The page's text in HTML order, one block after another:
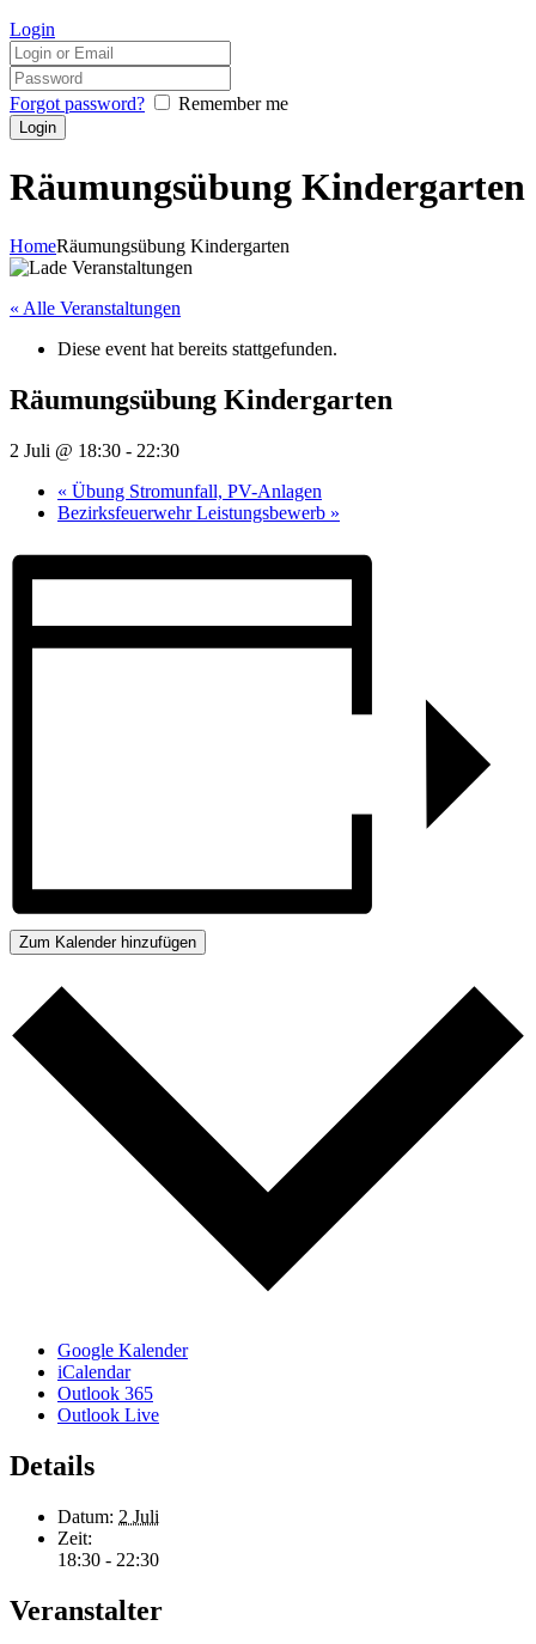
Login
Forgot password? Remember me
Räumungsübung Kindergarten
HomeRäumungsübung Kindergarten
« Alle Veranstaltungen
Diese event hat bereits stattgefunden.
Räumungsübung Kindergarten
2 Juli @ 18:30 - 22:30
« Übung Stromunfall, PV-Anlagen
Bezirksfeuerwehr Leistungsbewerb »
Zum Kalender hinzufügen
Google Kalender
iCalendar
Outlook 365
Outlook Live
Details
Datum: 2 Juli
Zeit:
18:30 - 22:30
Veranstalter